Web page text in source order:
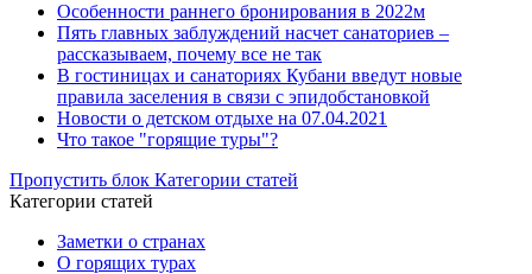
Особенности раннего бронирования в 2022м
Пять главных заблуждений насчет санаториев –
рассказываем, почему все не так
В гостиницах и санаториях Кубани введут новые
правила заселения в связи с эпидобстановкой
Новости о детском отдыхе на 07.04.2021
Что такое "горящие туры"?
Пропустить блок Категории статей
Категории статей
Заметки о странах
О горящих турах